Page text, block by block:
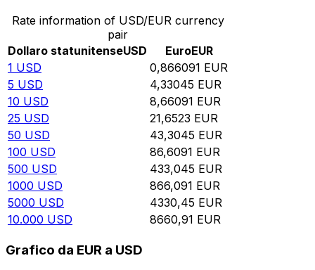
Rate information of USD/EUR currency
pair
Dollaro statunitenseUSD EuroEUR
1 USD 0,866091 EUR
5 USD 4,33045 EUR
10 USD 8,66091 EUR
25 USD 21,6523 EUR
50 USD 43,3045 EUR
100 USD 86,6091 EUR
500 USD 433,045 EUR
1000 USD 866,091 EUR
5000 USD 4330,45 EUR
10.000 USD 8660,91 EUR
Grafico da EUR a USD